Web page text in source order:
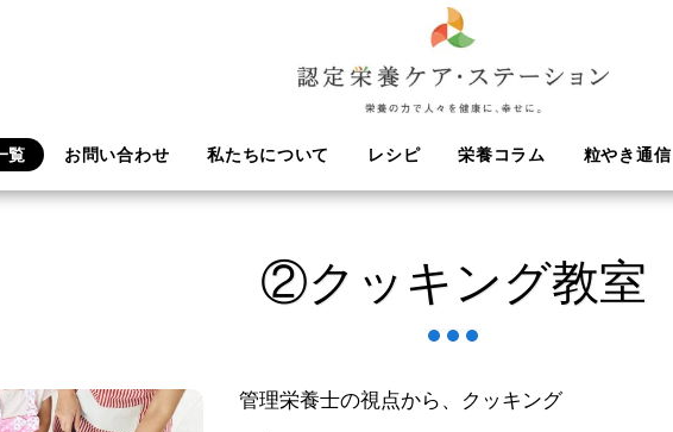
覧 お問い合わせ 私たちについて レシピ 栄養コラム 粒やき通信
②クッキング教室
管理栄養士の視点から、クッキング